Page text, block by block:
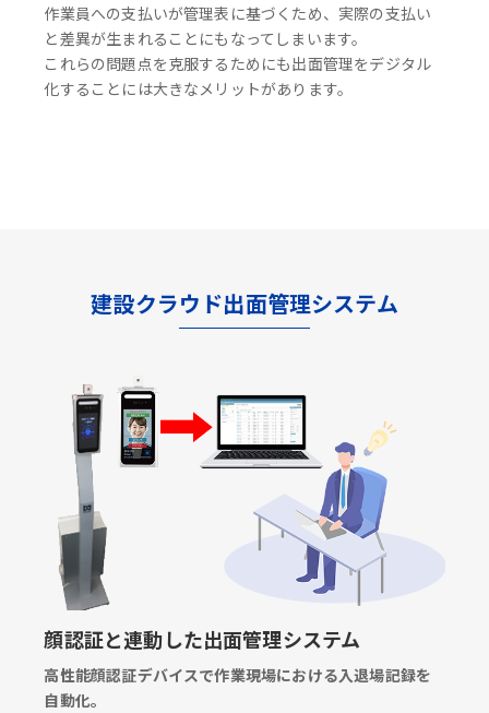
作業員への支払いが管理表に基づくため、実際の支払い
と差異が生まれることにもなってしまいます。
これらの問題点を克服するためにも出面管理をデジタル
化することには大きなメリットがあります。
建設クラウド出面管理システム
顔認証と連動した出面管理システム
高性能顔認証デバイスで作業現場における入退場記録を
自動化。